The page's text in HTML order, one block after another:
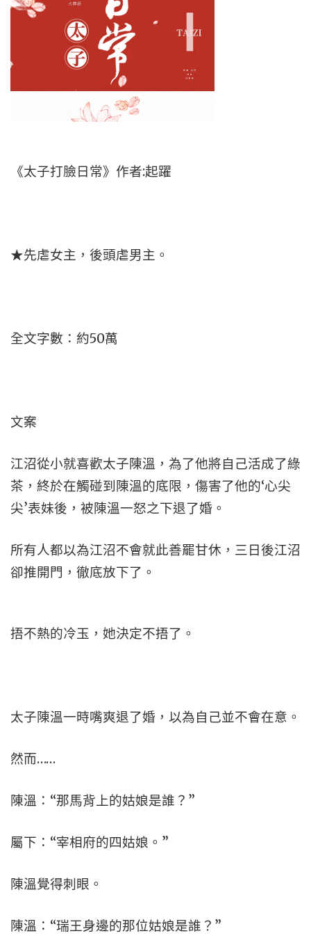
《太子打臉日常》作者:起躍
★先虐女主，後頭虐男主。
全文字數：約50萬
文案
江沼從小就喜歡太子陳溫，為了他將自己活成了綠
茶，終於在觸碰到陳溫的底限，傷害了他的‘心尖
尖’表妹後，被陳溫一怒之下退了婚。
所有人都以為江沼不會就此善罷甘休，三日後江沼
卻推開門，徹底放下了。
捂不熱的冷玉，她決定不捂了。
太子陳溫一時嘴爽退了婚，以為自己並不會在意。
然而……
陳溫：“那馬背上的姑娘是誰？”
屬下：“宰相府的四姑娘。”
陳溫覺得刺眼。
陳溫：“瑞王身邊的那位姑娘是誰？”